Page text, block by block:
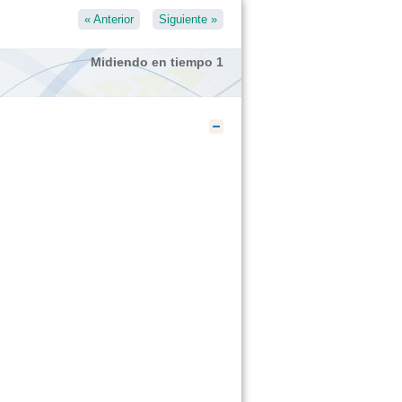
Midiendo en tiempo 1
« Anterior Siguiente»